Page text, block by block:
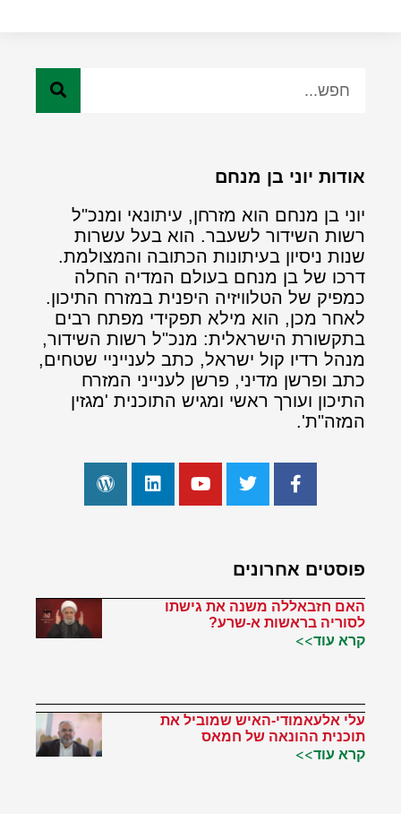
אודות יוני בן מנחם
יוני בן מנחם הוא מזרחן, עיתונאי ומנכ"ל
רשות השידור לשעבר. הוא בעל עשרות
שנות ניסיון בעיתונות הכתובה והמצולמת.
דרכו של בן מנחם בעולם המדיה החלה
כמפיק של הטלוויזיה היפנית במזרח התיכון.
לאחר מכן, הוא מילא תפקידי מפתח רבים
בתקשורת הישראלית: מנכ"ל רשות השידור,
מנהל רדיו קול ישראל, כתב לענייניי שטחים,
כתב ופרשן מדיני, פרשן לענייני המזרח
התיכון ועורך ראשי ומגיש התוכנית 'מגזין
המזה"ת'.
פוסטים אחרונים
האם חזבאללה משנה את גישתו
לסוריה בראשות א-שרע?
קרא עוד>>
עלי אלעאמודי-האיש שמוביל את
תוכנית ההונאה של חמאס
קרא עוד>>